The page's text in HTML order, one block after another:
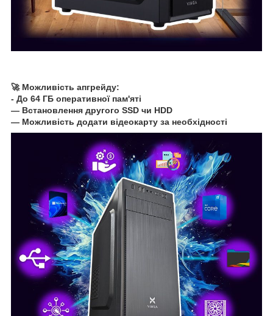
🚀 Можливість апгрейду:
- До 64 ГБ оперативної пам'яті
— Встановлення другого SSD чи HDD
— Можливість додати відеокарту за необхідності